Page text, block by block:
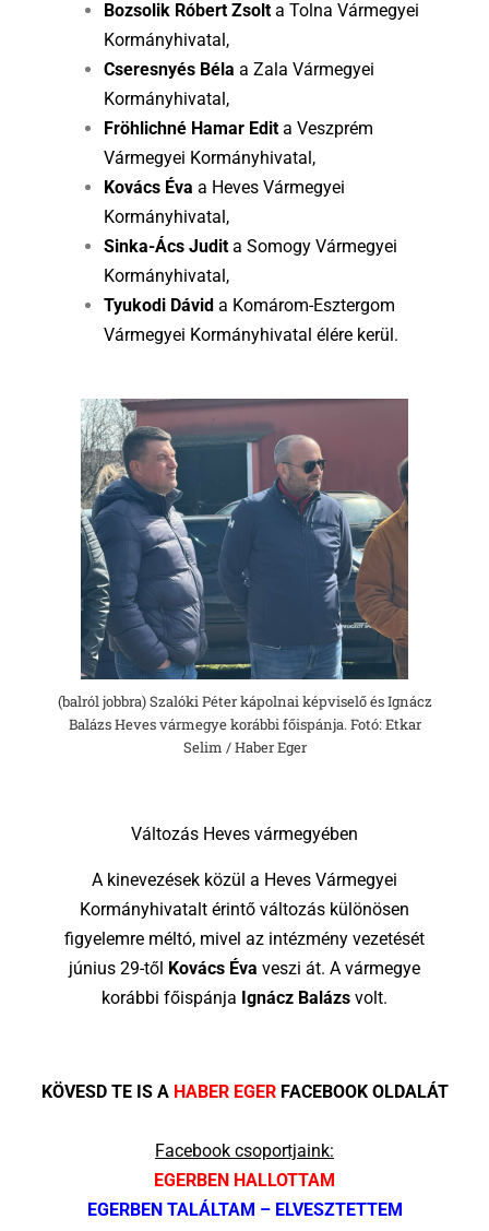
Bozsolik Róbert Zsolta Tolna Vármegyei
Kormányhivatal,
Cseresnyés Béla a Zala Vármegyei
Kormányhivatal,
Fröhlichné Hamar Edita Veszprém
Vármegyei Kormányhivatal,
Kovács Éva a Heves Vármegyei
Kormányhivatal,
Sinka-Ács Judita Somogy Vármegyei
Kormányhivatal,
Tyukodi Dávida Komárom-Esztergom
Vármegyei Kormányhivatal élére kerül.
(balról jobbra) Szalóki Péter kápolnai képviselő és Ignácz
Balázs Heves vármegye korábbi főispánja. Fotó: Etkar
Selim / Haber Eger
Változás Heves vármegyében
A kinevezések közül a Heves Vármegyei
Kormányhivatalt érintő változás különösen
figyelemre méltó, mivel az intézmény vezetését
június 29-től Kovács Éva veszi át. A vármegye
korábbi főispánja Ignácz Balázs volt.
KÖVESD TE IS A HABER EGERFACEBOOK OLDALÁT
Facebook csoportjaink:
EGERBEN HALLOTTAM
EGERBEN TALÁLTAM – ELVESZTETTEM